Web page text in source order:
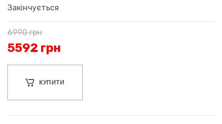
Закінчується
6990грн
5592 грн
КУПИТИ